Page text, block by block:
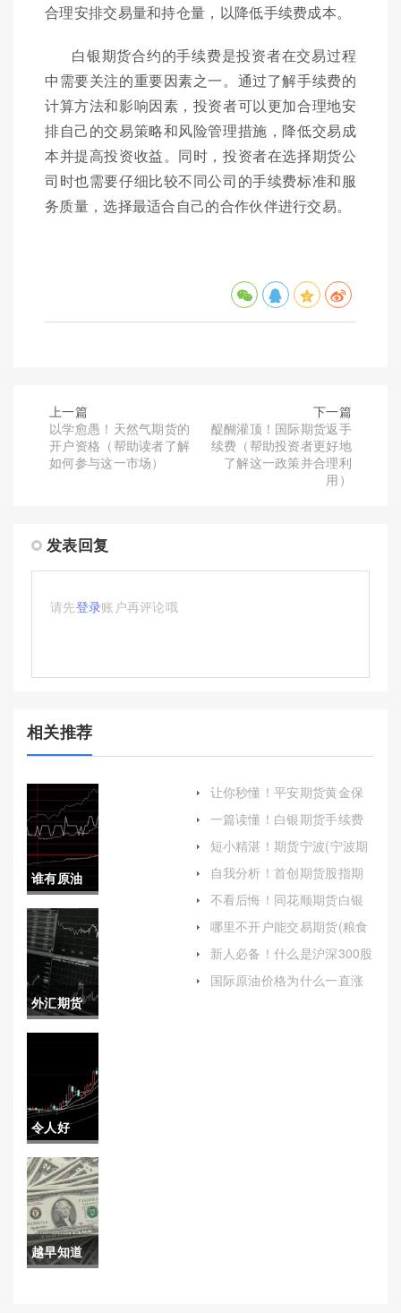
合理安排交易量和持仓量，以降低手续费成本。
白银期货合约的手续费是投资者在交易过程
中需要关注的重要因素之一。通过了解手续费的
计算方法和影响因素，投资者可以更加合理地安
排自己的交易策略和风险管理措施，降低交易成
本并提高投资收益。同时，投资者在选择期货公
司时也需要仔细比较不同公司的手续费标准和服
务质量，选择最适合自己的合作伙伴进行交易。
上一篇
以学愈愚！天然气期货的
开户资格（帮助读者了解
如何参与这一市场）
下一篇
醍醐灌顶！国际期货返手
续费（帮助投资者更好地
了解这一政策并合理利
用）
发表回复
请先登录账户再评论哦
相关推荐
谁有原油
大量求购
信息(谁有
原油大量
求购2020)
外汇期货
优于期权
优于期权
吗)
令人好
奇！人民
银行国际
期货手续
费（帮助
越早知道
让你秒懂！平安期货黄金保
货合约价值按一定比例收
取）
一篇读懂！白银期货手续费
费用结构）
短小精湛！期货宁波(宁波期
自我分析！首创期货股指期
手续费支出）
不看后悔！同花顺期货白银
金是多少)
哪里不开户能交易期货(粮食
新人必备！什么是沪深300股
国际原油价格为什么一直涨